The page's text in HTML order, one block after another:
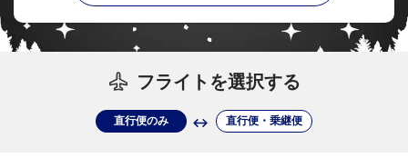
フライトを選択する
直行便のみ 直行便・乗継便